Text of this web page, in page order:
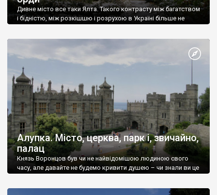
Дивне місто все таки Ялта. Такого контрасту між багатством
і бідністю, між розкішшю і розрухою в Україні більше не
Алупка. Місто, церква, парк і, звичайно,
палац
Князь Воронцов був чи не найвідомішою людиною свого
часу, але давайте не будемо кривити душею – чи знали ви це